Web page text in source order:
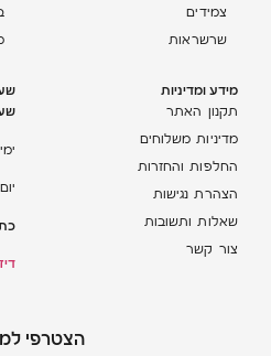
צמידים
שרשראות
מידע ומדיניות
תקנון האתר
מדיניות משלוחים
החלפות והחזרות
הצהרת נגישות
שאלות ותשובות
צור קשר
ימים
יום ו’
דיזנגוף
הצטרפי